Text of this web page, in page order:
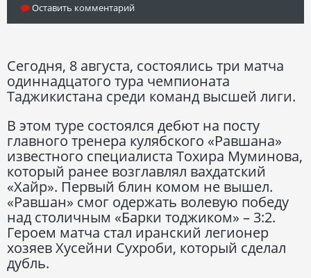
Оставить комментарий
Сегодня, 8 августа, состоялись три матча
одиннадцатого тура чемпионата
Таджикистана среди команд высшей лиги.
В этом туре состоялся дебют на посту
главного тренера кулябского «Равшана»
известного специалиста Тохира Муминова,
который ранее возглавлял вахдатский
«Хайр». Первый блин комом не вышел.
«Равшан» смог одержать волевую победу
над столичным «Барки тоджиком» – 3:2.
Героем матча стал иранский легионер
хозяев Хусейни Сухроби, который сделал
дубль.